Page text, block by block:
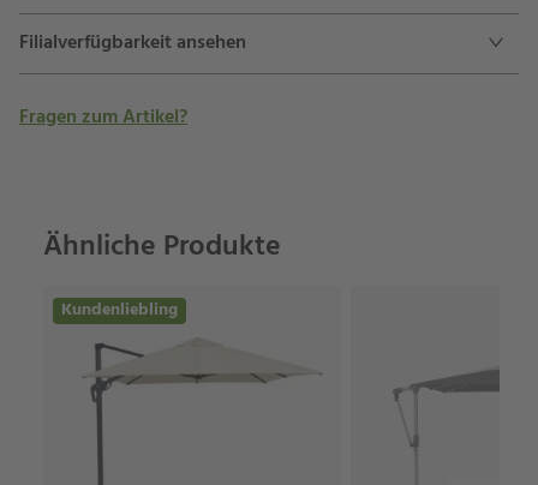
Filialverfügbarkeit ansehen
Fragen zum Artikel?
Ähnliche Produkte
Kundenliebling